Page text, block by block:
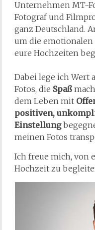
Unternehmen MT-
Fotograf und
ganz Deutschland.
um die
eure Hochzeiten
Dabei lege ich Wert
Fotos, die Spaß
dem Leben mit
positiven,
Einstellung
meinen Fotos
Ich freue mich, von
Hochzeit zu